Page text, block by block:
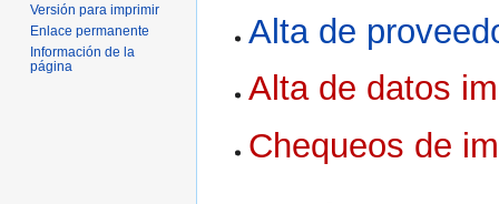
Alta de
Alta de datos
Chequeos de
Versión para imprimir
Enlace permanente
Información de la
página